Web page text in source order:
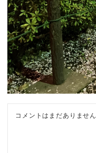
コメントはまだありません